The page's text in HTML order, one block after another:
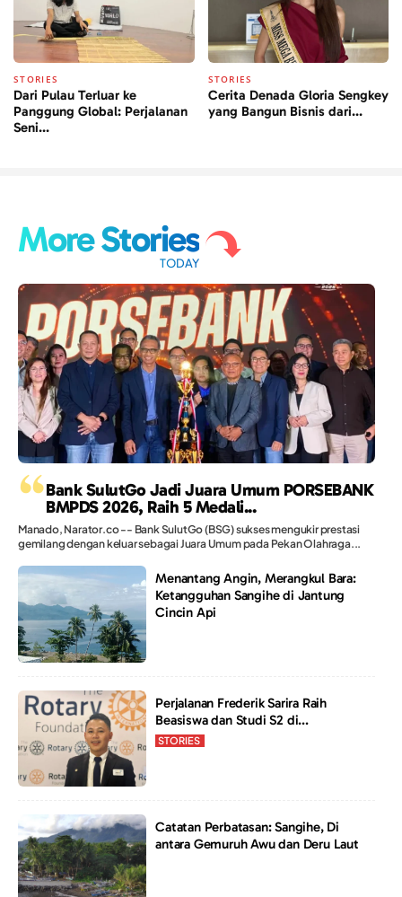
STORIES
Dari Pulau Terluar ke
Panggung Global: Perjalanan
Seni...
STORIES
Cerita Denada Gloria Sengkey
yang Bangun Bisnis dari...
More Stories
TODAY
“Bank SulutGo Jadi Juara Umum PORSEBANK
BMPDS 2026, Raih 5 Medali...
Manado, Narator.co -- Bank SulutGo (BSG) sukses mengukir prestasi
gemilang dengan keluar sebagai Juara Umum pada Pekan Olahraga...
Menantang Angin, Merangkul Bara:
Ketangguhan Sangihe di Jantung
Cincin Api
Perjalanan Frederik Sarira Raih
Beasiswa dan Studi S2 di...
STORIES
Catatan Perbatasan: Sangihe, Di
antara Gemuruh Awu dan Deru Laut